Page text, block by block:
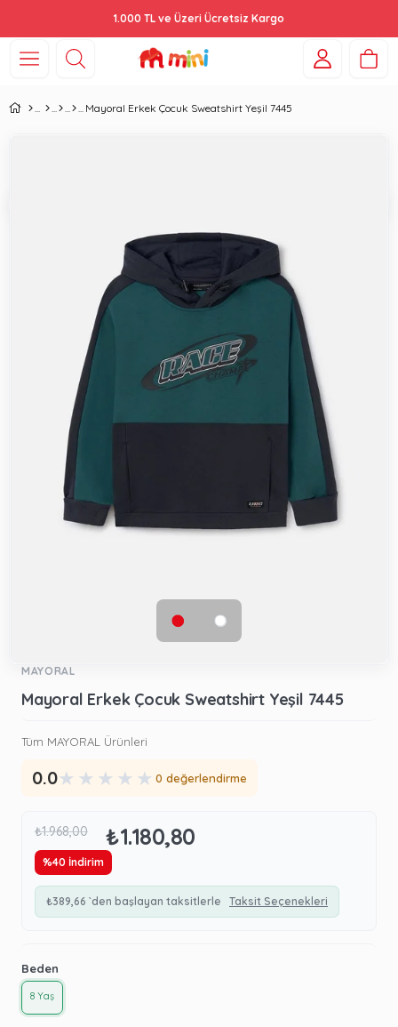
1.000 TL ve Üzeri Ücretsiz Kargo
Mayoral Erkek Çocuk Sweatshirt Yeşil 7445
MAYORAL
Mayoral Erkek Çocuk Sweatshirt Yeşil 7445
Tüm MAYORAL Ürünleri
0.0★ ★ ★ ★ ★ 0 değerlendirme
₺1.968,00 ₺1.180,80
%40 İndirim
₺389,66 `den başlayan taksitlerle Taksit Seçenekleri
Beden
8 Yaş